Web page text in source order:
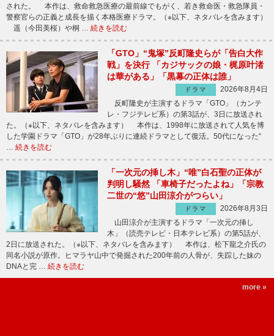
された。 本作は、救命救急医療の最前線でもがく、若き救命医・救急隊員・
警察官らの正義と成長を描く本格医療ドラマ。（※以下、ネタバレを含みます）
遥（今田美桜）や桐 … 続きを読む
「GTO」“鬼塚”反町隆史らが「告白大作
戦」を決行 「カジサックの娘・梶原叶渚
は華がある」「黒幕の正体は誰」
ドラマ
2026年8月4日
反町隆史が主演するドラマ「GTO」（カンテ
レ・フジテレビ系）の第3話が、3日に放送され
た。（※以下、ネタバレを含みます） 本作は、1998年に放送されて人気を博
した学園ドラマ「GTO」が28年ぶりに連続ドラマとして復活。50代になった“
… 続きを読む
「一次元の挿し木」“唯”白石聖の正体が
判明し騒然 「車椅子だったよね」「宗教
二世の“悠”山田涼介がつらい」
ドラマ
2026年8月3日
山田涼介が主演するドラマ「一次元の挿し
木」（読売テレビ・日本テレビ系）の第5話が、
2日に放送された。（※以下、ネタバレを含みます） 本作は、松下龍之介氏の
同名小説が原作。ヒマラヤ山中で発掘された200年前の人骨が、失踪した妹の
DNAと完 … 続きを読む
more »